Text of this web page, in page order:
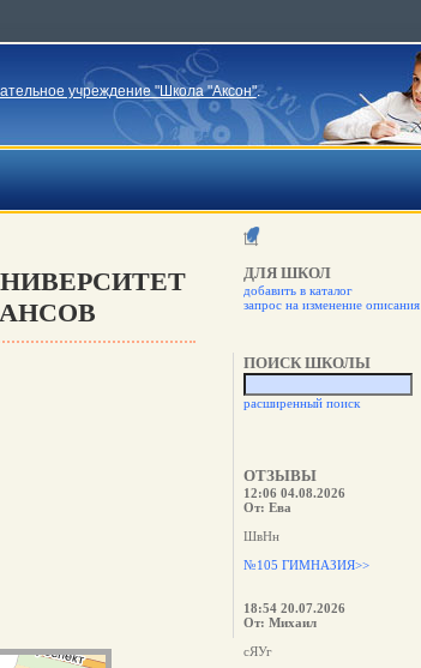
учреждение "Школа "Аксон".
ДЛЯ ШКОЛ
добавить в каталог
запрос на изменение описания
ПОИСК ШКОЛЫ
расширенный поиск
ОТЗЫВЫ
12:06 04.08.2026
От: Ева
ШвНн
№105 ГИМНАЗИЯ>>
18:54 20.07.2026
От: Михаил
сЯУг